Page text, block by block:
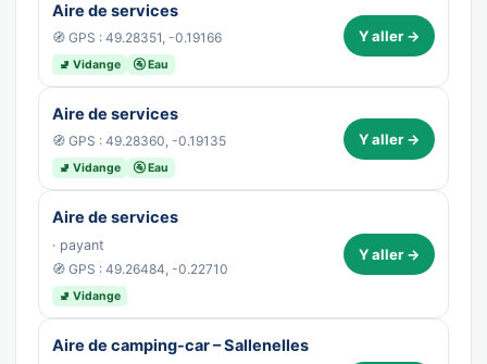
Aire de services
🧭 GPS : 49.28351, -0.19166
🚽 Vidange 🚰 Eau
Y aller →
Aire de services
🧭 GPS : 49.28360, -0.19135
🚽 Vidange 🚰 Eau
Y aller →
Aire de services
· payant
🧭 GPS : 49.26484, -0.22710
🚽 Vidange
Y aller →
Aire de camping-car – Sallenelles